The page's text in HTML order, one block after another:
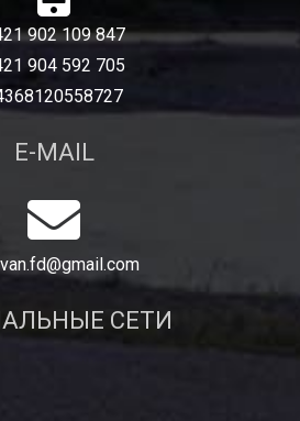
902 109 847
904 592 705
E-MAIL
СЕТИ